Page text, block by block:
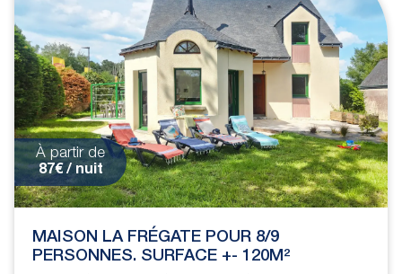
À partir de
87€ / nuit
MAISON LA FRÉGATE POUR 8/9
PERSONNES. SURFACE +- 120M²